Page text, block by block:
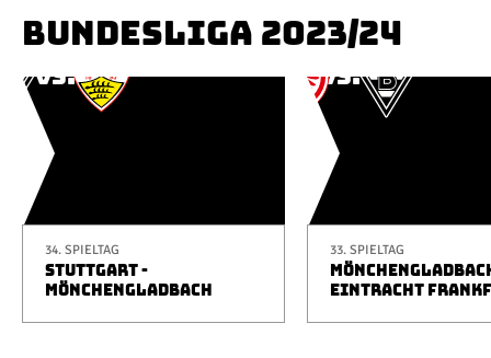
BUNDESLIGA 2023/24
34. SPIELTAG
STUTTGART -
MÖNCHENGLADBACH
33. SPIELTAG
EINTRACHT